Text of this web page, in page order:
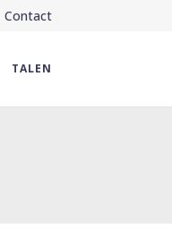
Contact
TALEN